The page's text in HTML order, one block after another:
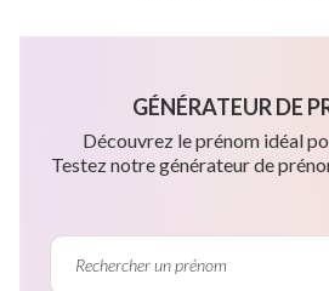
GÉNÉRATEUR DE
Découvrez le prénom idéal
Testez notre générateur de